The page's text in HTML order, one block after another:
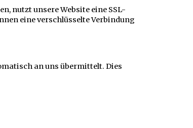
nutzt unsere Website eine SSL-
eine verschlüsselte Verbindung
an uns übermittelt. Dies